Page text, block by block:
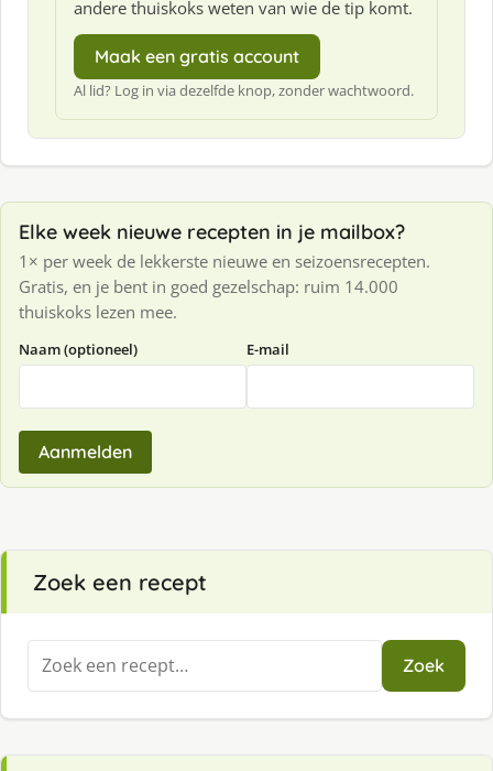
andere thuiskoks weten van wie de tip komt.
Maak een gratis account
Al lid? Log in via dezelfde knop, zonder wachtwoord.
Elke week nieuwe recepten in je mailbox?
1× per week de lekkerste nieuwe en seizoensrecepten.
Gratis, en je bent in goed gezelschap: ruim 14.000
thuiskoks lezen mee.
Naam (optioneel) E-mail
Aanmelden
Zoek een recept
Zoeken
naar:
Zoek